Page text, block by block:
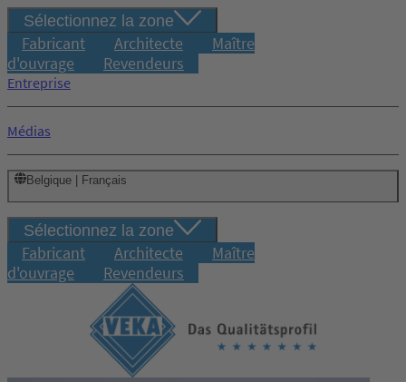
Sélectionnez la zone
Fabricant Architecte
Maître
d'ouvrage
Revendeurs
Entreprise
Médias
Belgique | Français
Sélectionnez la zone
Fabricant Architecte
Maître
d'ouvrage
Revendeurs